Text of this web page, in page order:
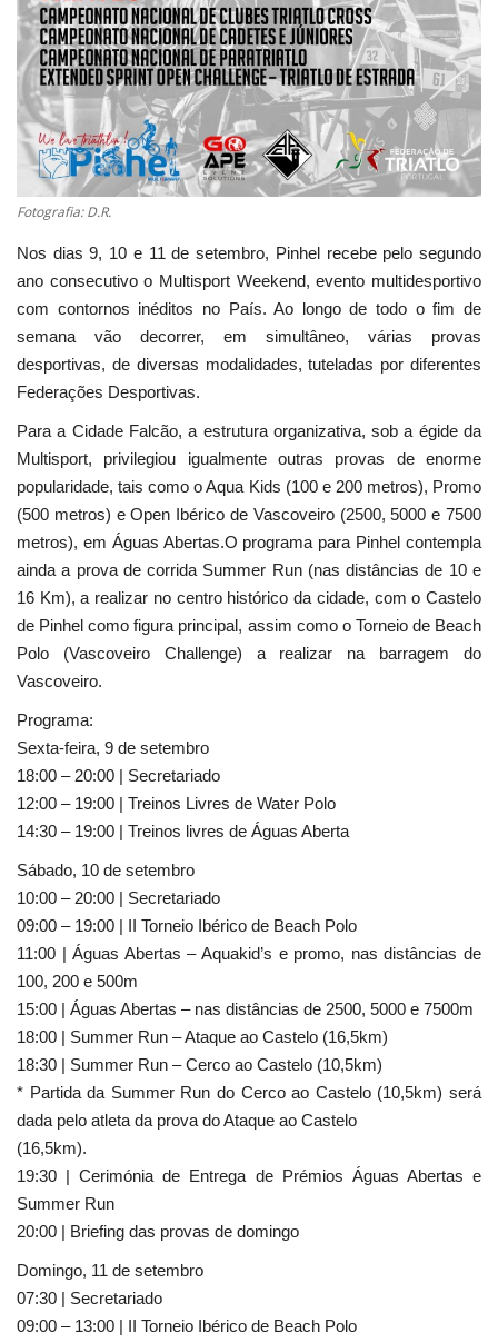
Lazer
Ambiente
Fotografia: D.R.
Nos dias 9, 10 e 11 de setembro, Pinhel recebe pelo segundo
ano consecutivo o Multisport Weekend, evento multidesportivo
com contornos inéditos no País. Ao longo de todo o fim de
semana vão decorrer, em simultâneo, várias provas
desportivas, de diversas modalidades, tuteladas por diferentes
Federações Desportivas.
Para a Cidade Falcão, a estrutura organizativa, sob a égide da
Multisport, privilegiou igualmente outras provas de enorme
popularidade, tais como o Aqua Kids (100 e 200 metros), Promo
(500 metros) e Open Ibérico de Vascoveiro (2500, 5000 e 7500
metros), em Águas Abertas.O programa para Pinhel contempla
ainda a prova de corrida Summer Run (nas distâncias de 10 e
16 Km), a realizar no centro histórico da cidade, com o Castelo
de Pinhel como figura principal, assim como o Torneio de Beach
Polo (Vascoveiro Challenge) a realizar na barragem do
Vascoveiro.
Programa:
Sexta-feira, 9 de setembro
18:00 – 20:00 | Secretariado
12:00 – 19:00 | Treinos Livres de Water Polo
14:30 – 19:00 | Treinos livres de Águas Aberta
Sábado, 10 de setembro
10:00 – 20:00 | Secretariado
09:00 – 19:00 | II Torneio Ibérico de Beach Polo
11:00 | Águas Abertas – Aquakid’s e promo, nas distâncias de
100, 200 e 500m
15:00 | Águas Abertas – nas distâncias de 2500, 5000 e 7500m
18:00 | Summer Run – Ataque ao Castelo (16,5km)
18:30 | Summer Run – Cerco ao Castelo (10,5km)
* Partida da Summer Run do Cerco ao Castelo (10,5km) será
dada pelo atleta da prova do Ataque ao Castelo
(16,5km).
19:30 | Cerimónia de Entrega de Prémios Águas Abertas e
Summer Run
20:00 | Briefing das provas de domingo
Domingo, 11 de setembro
07:30 | Secretariado
09:00 – 13:00 | II Torneio Ibérico de Beach Polo